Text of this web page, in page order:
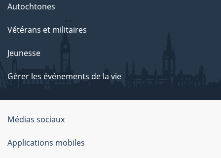
Autochtones
Vétérans et militaires
Jeunesse
Gérer les événements de la vie
Organisation
du
gouvernement
Médias sociaux
Applications mobiles